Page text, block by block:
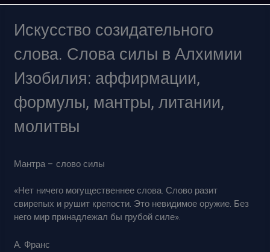
Искусство созидательного
слова. Слова силы в Алхимии
Изобилия: аффирмации,
формулы, мантры, литании,
молитвы
Мантра – слово силы
«Нет ничего могущественнее слова. Слово разит
свирепых и рушит крепости. Это невидимое оружие. Без
него мир принадлежал бы грубой силе».
А. Франс